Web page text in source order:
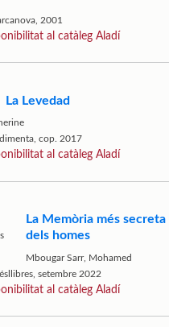
2001
al catàleg Aladí
La Levedad
cop. 2017
al catàleg Aladí
La Memòria més secreta
dels homes
Mbougar Sarr, Mohamed
setembre 2022
al catàleg Aladí